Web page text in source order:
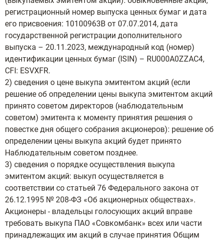
регистрационный номер выпуска ценных бумаг и дата
его присвоения: 10100963B от 07.07.2014, дата
государственной регистрации дополнительного
выпуска – 20.11.2023, международный код (номер)
идентификации ценных бумаг (ISIN) – RU000A0ZZAC4,
CFI: ESVXFR.
2) сведения о цене выкупа эмитентом акций (если
решение об определении цены выкупа эмитентом акций
принято советом директоров (наблюдательным
советом) эмитента к моменту принятия решения о
повестке дня общего собрания акционеров): решение об
определении цены выкупа акций будет принято
Наблюдательным советом позднее.
3) сведения о порядке осуществления выкупа
эмитентом акций: выкуп осуществляется в
соответствии со статьей 76 Федерального закона от
26.12.1995 № 208-ФЗ «Об акционерных обществах».
Акционеры - владельцы голосующих акций вправе
требовать выкупа ПАО «Совкомбанк» всех или части
принадлежащих им акций в случае принятия Общим